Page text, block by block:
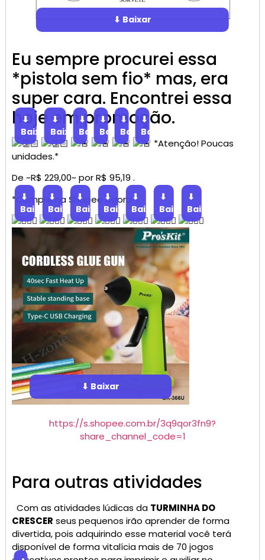
⬇ Baixar
Eu sempre procurei essa
*pistola sem fio* mas, era
super cara. Encontrei essa
hoje em promoção.
⬇
Baixar
⬇
Baixar
⬇
Baixar
⬇
Baixar
⬇
Baixar
⬇
Baixar
*Atenção! Poucas
unidades.*
De ~R$ 229,00~ por R$ 95,19 .
*Compre na Shopee agora*!
⬇
Baixar
⬇
Baixar
⬇
Baixar
⬇
Baixar
⬇
Baixar
⬇
Baixar
⬇
Baixar
⬇ Baixar
https://s.shopee.com.br/3q9qor3fn9?
share_channel_code=1
Para outras atividades
Com as atividades lúdicas da TURMINHA DO
CRESCER seus pequenos irão aprender de forma
divertida, pois adquirindo esse material você terá
disponível de forma vitalícia mais de 70 jogos